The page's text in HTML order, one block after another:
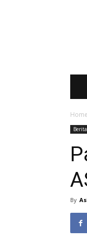
Home
Berita
By